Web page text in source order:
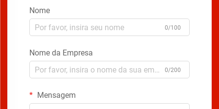
Nome
0/100
Nome da Empresa
0/200
Mensagem